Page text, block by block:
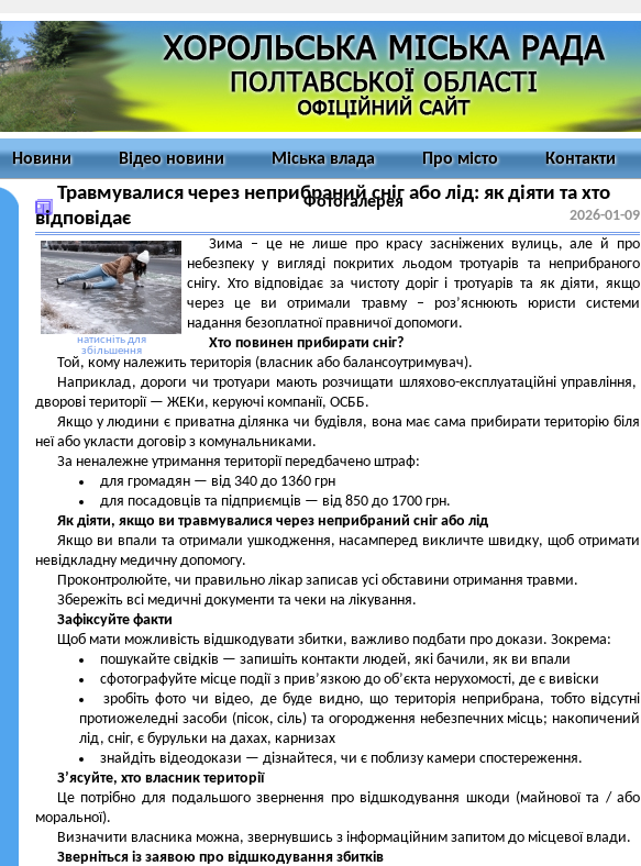
Новини Відео новини Міська влада Про місто Контакти
Фотогалерея
Травмувалися через неприбраний сніг або лід: як діяти та хто
відповідає
2026-01-09
натисніть для
збільшення
Зима – це не лише про красу засніжених вулиць, але й про
небезпеку у вигляді покритих льодом тротуарів та неприбраного
снігу. Хто відповідає за чистоту доріг і тротуарів та як діяти, якщо
через це ви отримали травму – роз’яснюють юристи системи
надання безоплатної правничої допомоги.
Хто повинен прибирати сніг?
Той, кому належить територія (власник або балансоутримувач).
Наприклад, дороги чи тротуари мають розчищати шляхово-експлуатаційні управління,
дворові території — ЖЕКи, керуючі компанії, ОСББ.
Якщо у людини є приватна ділянка чи будівля, вона має сама прибирати територію біля
неї або укласти договір з комунальниками.
За неналежне утримання території передбачено штраф:
для громадян — від 340 до 1360 грн
для посадовців та підприємців — від 850 до 1700 грн.
Як діяти, якщо ви травмувалися через неприбраний сніг або лід
Якщо ви впали та отримали ушкодження, насамперед викличте швидку, щоб отримати
невідкладну медичну допомогу.
Проконтролюйте, чи правильно лікар записав усі обставини отримання травми.
Збережіть всі медичні документи та чеки на лікування.
Зафіксуйте факти
Щоб мати можливість відшкодувати збитки, важливо подбати про докази. Зокрема:
пошукайте свідків — запишіть контакти людей, які бачили, як ви впали
сфотографуйте місце події з прив’язкою до об’єкта нерухомості, де є вивіски
зробіть фото чи відео, де буде видно, що територія неприбрана, тобто відсутні
протиожеледні засоби (пісок, сіль) та огородження небезпечних місць; накопичений
лід, сніг, є бурульки на дахах, карнизах
знайдіть відеодокази — дізнайтеся, чи є поблизу камери спостереження.
З’ясуйте, хто власник території
Це потрібно для подальшого звернення про відшкодування шкоди (майнової та / або
моральної).
Визначити власника можна, звернувшись з інформаційним запитом до місцевої влади.
Зверніться із заявою про відшкодування збитків